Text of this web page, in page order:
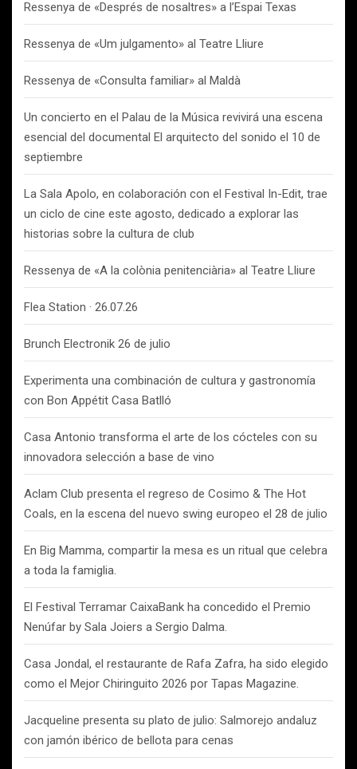
Ressenya de «Després de nosaltres» a l’Espai Texas
Ressenya de «Um julgamento» al Teatre Lliure
Ressenya de «Consulta familiar» al Maldà
Un concierto en el Palau de la Música revivirá una escena
esencial del documental El arquitecto del sonido el 10 de
septiembre
La Sala Apolo, en colaboración con el Festival In-Edit, trae
un ciclo de cine este agosto, dedicado a explorar las
historias sobre la cultura de club
Ressenya de «A la colònia penitenciària» al Teatre Lliure
Flea Station · 26.07.26
Brunch Electronik 26 de julio
Experimenta una combinación de cultura y gastronomía
con Bon Appétit Casa Batlló
Casa Antonio transforma el arte de los cócteles con su
innovadora selección a base de vino
Aclam Club presenta el regreso de Cosimo & The Hot
Coals, en la escena del nuevo swing europeo el 28 de julio
En Big Mamma, compartir la mesa es un ritual que celebra
a toda la famiglia.
El Festival Terramar CaixaBank ha concedido el Premio
Nenúfar by Sala Joiers a Sergio Dalma.
Casa Jondal, el restaurante de Rafa Zafra, ha sido elegido
como el Mejor Chiringuito 2026 por Tapas Magazine.
Jacqueline presenta su plato de julio: Salmorejo andaluz
con jamón ibérico de bellota para cenas